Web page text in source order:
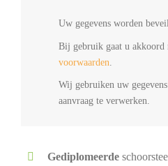
Uw gegevens worden
Bij gebruik gaat u akkoord
voorwaarden
Wij gebruiken uw
aanvraag te verwerken.
Gediplomeerde